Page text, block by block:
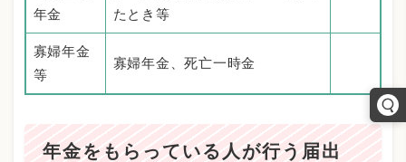
年金
たとき等
寡婦年金
等
寡婦年金、死亡一時金
年金をもらっている人が行う届出